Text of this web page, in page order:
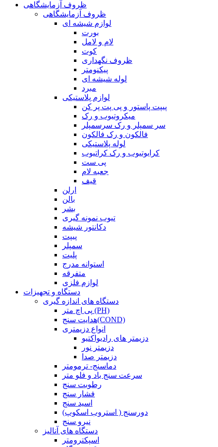
ظروف آزمایشگاهی
ظروف آزمایشگاهی
لوازم شیشه ای
بورت
لام و لامل
کوت
ظروف نگهداری
پیکنومتر
لوله شیشه ای
مبرد
لوازم پلاستیکی
پیپت پاستور و پی پت پر کن
میکروتیوب و رک
سر سمپلر و رک سرسمپلر
فالکون و رک فالکون
لوله پلاستیکی
کرایوتیوب و رک کراتیوب
پی ست
جعبه لام
قیف
ارلن
بالن
بشر
تیوب نمونه گیری
دکانتور شیشه
پیپت
سمپلر
پلیت
استوانه مدرج
متفرقه
لوازم فلزی
دستگاه و تجهیزات
دستگاه های اندازه گیری
پی اچ متر (PH)
هدایت سنج(COND)
انواع دزیمتری
دزیمتر های رادیواکتیو
دزیمتر نور
دزیمتر صدا
دماسنج- ترمومتر
سرعت سنج باد و فلو متر
رطوبت سنج
فشار سنج
اسید سنج
دورسنج ( استروب اسکوپ)
نیرو سنج
دستگاه های آنالیز
اسپکترومتر